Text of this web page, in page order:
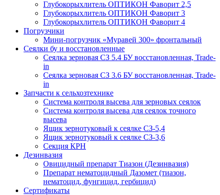
Глубокорыхлитель ОПТИКОН Фаворит 2,5
Глубокорыхлитель ОПТИКОН Фаворит 3
Глубокорыхлитель ОПТИКОН Фаворит 4
Погрузчики
Мини-погрузчик «Муравей 300» фронтальный
Сеялки бу и восстановленные
Сеялка зерновая СЗ 5.4 БУ восстановленная, Trade-
in
Сеялка зерновая СЗ 3.6 БУ восстановленная, Trade-
in
Запчасти к сельхозтехнике
Система контроля высева для зерновых сеялок
Система контроля высева для сеялок точного
высева
Ящик зернотуковый к сеялке СЗ-5,4
Ящик зернотуковый к сеялке СЗ-3,6
Секция КРН
Дезинвазия
Овицидный препарат Тиазон (Дезинвазия)
Препарат нематоцидный Дазомет (тиазон,
нематоцид, фунгицид, гербицид)
Сертификаты